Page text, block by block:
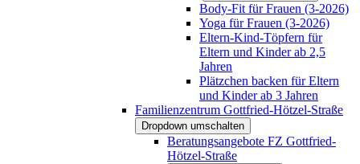
Body-Fit für Frauen (3-2026)
Yoga für Frauen (3-2026)
Eltern-Kind-Töpfern für
Eltern und Kinder ab 2,5
Jahren
Plätzchen backen für Eltern
und Kinder ab 3 Jahren
Familienzentrum Gottfried-Hötzel-Straße
Dropdown umschalten
Beratungsangebote FZ Gottfried-
Hötzel-Straße